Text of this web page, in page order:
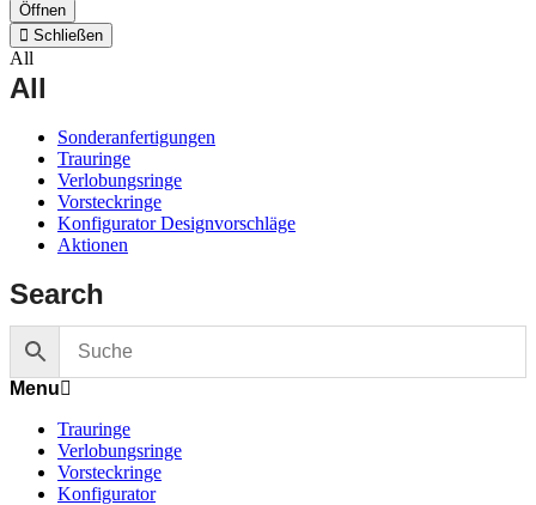
Öffnen
Schließen
All
All
Sonderanfertigungen
Trauringe
Verlobungsringe
Vorsteckringe
Konfigurator Designvorschläge
Aktionen
Search
Menu
Trauringe
Verlobungsringe
Vorsteckringe
Konfigurator